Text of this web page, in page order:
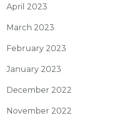
April 2023
March 2023
February 2023
January 2023
December 2022
November 2022